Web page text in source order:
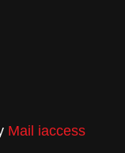
Mail iaccess